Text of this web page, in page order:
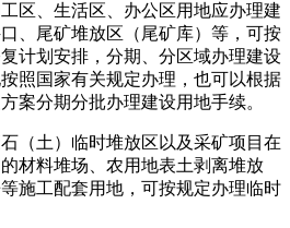
区、生活区、办公区用地应办理建
、尾矿堆放区（尾矿库）等，可按
计划安排，分期、分区域办理建设
照国家有关规定办理，也可以根据
案分期分批办理建设用地手续。
（土）临时堆放区以及采矿项目在
材料堆场、农用地表土剥离堆放
施工配套用地，可按规定办理临时